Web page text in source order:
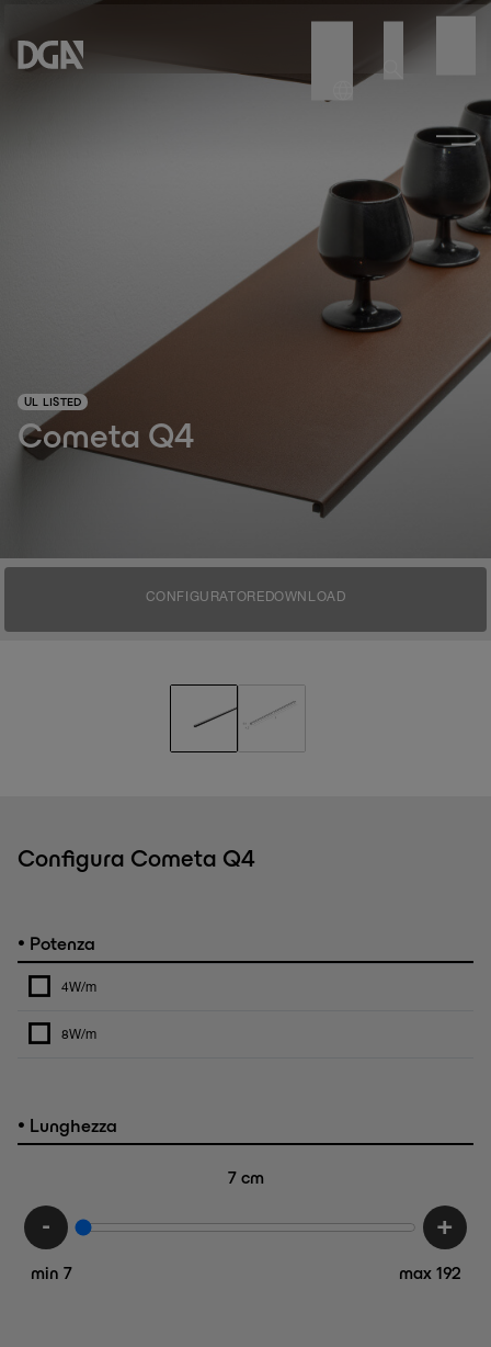
Cometa Q4
UL LISTED
CONFIGURATOREDOWNLOAD
Configura Cometa Q4
• Potenza
4W/m
8W/m
• Lunghezza
7cm
min 7 max 192
- +